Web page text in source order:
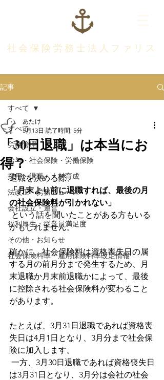
社会保険労務士法人ファリス
記事
すべて
労務管理
給与・社会保険・労働保険
採用・退職・人材育成
法改正・労務ニュース
会社設立・運営
福利厚生・従業員満足度
その他・お知らせ
社会保険料率・雇用保険料率改定情報
すべて
「30日退職」は本当にお
得？
あたけ
5月13日 読了時間: 5分
退職を決める際、
「月末より前に退職すれば、最後の月
の社会保険料が引かれない」
という話を聞いたことがある方もいる
かもしれません。
確かに、社会保険料は資格喪失日の属
する月の前月分まで発生するため、月
末退職か月末前退職かによって、最後
に控除される社会保険料が変わること
があります。
たとえば、3月31日退職であれば資格喪
失日は4月1日となり、3月分まで社会保
険に加入します。
は3月31日となり、3月分は会社の社会